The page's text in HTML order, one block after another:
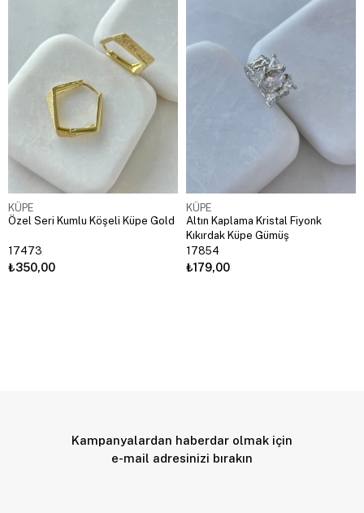
KÜPE
Özel Seri Kumlu Köşeli Küpe Gold
17473
₺350,00
KÜPE
Altın Kaplama Kristal Fiyonk
Kıkırdak Küpe Gümüş
17854
₺179,00
Kampanyalardan haberdar olmak için
e-mail adresinizi bırakın